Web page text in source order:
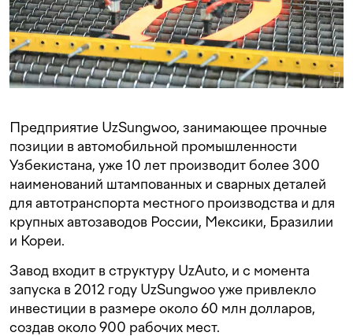
Предприятие UzSungwoo, занимающее прочные
позиции в автомобильной промышленности
Узбекистана, уже 10 лет производит более 300
наименований штампованных и сварных деталей
для автотранспорта местного производства и для
крупных автозаводов России, Мексики, Бразилии
и Кореи.
Завод входит в структуру UzAuto, и с момента
запуска в 2012 году UzSungwoo уже привлекло
инвестиции в размере около 60 млн долларов,
создав около 900 рабочих мест.